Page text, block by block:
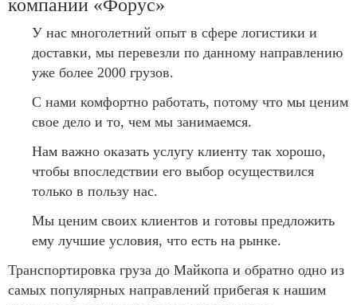
компании «Форус»
У нас многолетний опыт в сфере логистики и
доставки, мы перевезли по данному направлению
уже более 2000 грузов.
С нами комфортно работать, потому что мы ценим
свое дело и то, чем мы занимаемся.
Нам важно оказать услугу клиенту так хорошо,
чтобы впоследствии его выбор осуществился
только в пользу нас.
Мы ценим своих клиентов и готовы предложить
ему лучшие условия, что есть на рынке.
Транспортировка груза до Майкопа и обратно одно из
самых популярных направлений прибегая к нашим